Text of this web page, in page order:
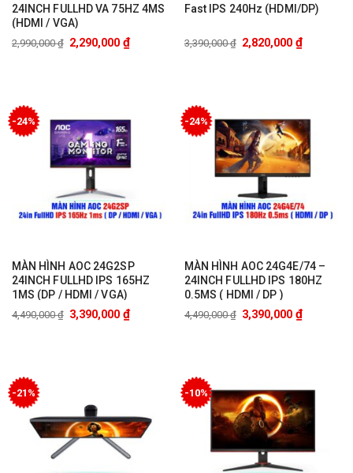
24INCH FULLHD VA 75HZ 4MS
(HDMI / VGA)
2,990,000₫ 2,290,000 ₫
Fast IPS 240Hz (HDMI/DP)
3,390,000₫ 2,820,000 ₫
-24%
MÀN HÌNH AOC 24G2SP
24INCH FULLHD IPS 165HZ
1MS (DP / HDMI / VGA)
4,490,000₫ 3,390,000 ₫
-24%
MÀN HÌNH AOC 24G4E/74 –
24INCH FULLHD IPS 180HZ
0.5MS ( HDMI / DP )
4,490,000₫ 3,390,000 ₫
-21% -10%